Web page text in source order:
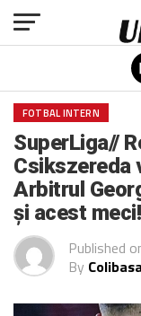
FOTBAL INTERN
SuperLiga//
Csikszereda
Arbitrul
și acest meci!
Published
By